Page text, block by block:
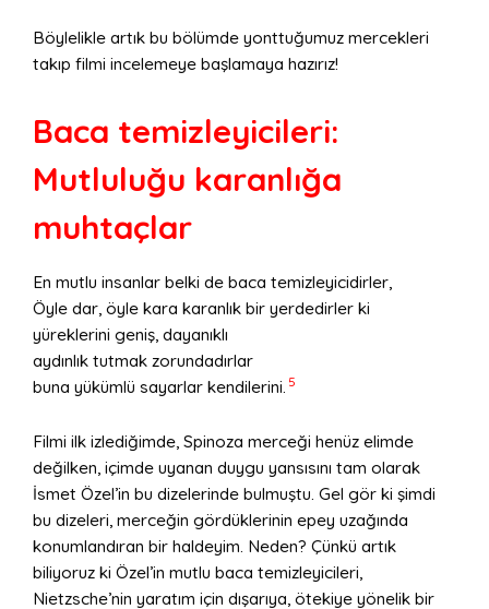
Böylelikle artık bu bölümde yonttuğumuz mercekleri
takıp filmi incelemeye başlamaya hazırız!
Baca temizleyicileri:
Mutluluğu karanlığa
muhtaçlar
En mutlu insanlar belki de baca temizleyicidirler,
Öyle dar, öyle kara karanlık bir yerdedirler ki
yüreklerini geniş, dayanıklı
aydınlık tutmak zorundadırlar
buna yükümlü sayarlar kendilerini. 5
Filmi ilk izlediğimde, Spinoza merceği henüz elimde
değilken, içimde uyanan duygu yansısını tam olarak
İsmet Özel’in bu dizelerinde bulmuştu. Gel gör ki şimdi
bu dizeleri, merceğin gördüklerinin epey uzağında
konumlandıran bir haldeyim. Neden? Çünkü artık
biliyoruz ki Özel’in mutlu baca temizleyicileri,
Nietzsche’nin yaratım için dışarıya, ötekiye yönelik bir